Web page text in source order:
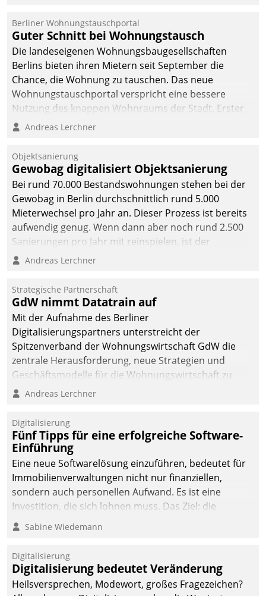
Berliner Wohnungstauschportal
Guter Schnitt bei Wohnungstausch
Die landeseigenen Wohnungsbaugesellschaften
Berlins bieten ihren Mietern seit September die
Chance, die Wohnung zu tauschen. Das neue
Wohnungstauschportal verspricht eine bessere
Nutzung des knappen Wohnraums der Stadt. Erster
Anwendungsfall für Datatrains Lösung API-Hub mit
Unternehmen.
Andreas Lerchner
Objektsanierung
Gewobag digitalisiert Objektsanierung
Bei rund 70.000 Bestandswohnungen stehen bei der
Gewobag in Berlin durchschnittlich rund 5.000
Mieterwechsel pro Jahr an. Dieser Prozess ist bereits
aufwendig genug. Wenn dann aber noch rund 2.500
Sanierungen pro Jahr mit reinspielen, ist der
Betreuungs- und Organisationsaufwand immens. Im
kommunale Wohnungsbauunternehmen daher
gemeinsam mit der Berliner Datatrain GmbH den
Teilprozess der Objektsanierung digitalisiert.
Andreas Lerchner
Strategische Partnerschaft
GdW nimmt Datatrain auf
Mit der Aufnahme des Berliner
Digitalisierungspartners unterstreicht der
Spitzenverband der Wohnungswirtschaft GdW die
zentrale Herausforderung, neue Strategien und
Geschäftsmodelle für die Wohnungswirtschaft zu
entwickeln.
Andreas Lerchner
Digitalisierung
Fünf Tipps für eine erfolgreiche Software-
Einführung
Eine neue Softwarelösung einzuführen, bedeutet für
Immobilienverwaltungen nicht nur finanziellen,
sondern auch personellen Aufwand. Es ist eine
Investition, die sich lohnen muss. Das Ziel: die
nachhaltige Optimierung der Geschäftsabläufe. Damit
dieses Ziel erreicht wird, sollten einige Grundregeln
Sabine Wiedemann
Digitalisierung
Digitalisierung bedeutet Veränderung
Heilsversprechen, Modewort, großes Fragezeichen?